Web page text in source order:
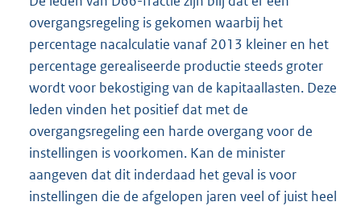
overgangsregeling is gekomen waarbij het
percentage nacalculatie vanaf 2013 kleiner en het
percentage gerealiseerde productie steeds groter
wordt voor bekostiging van de kapitaallasten. Deze
leden vinden het positief dat met de
overgangsregeling een harde overgang voor de
instellingen is voorkomen. Kan de minister
aangeven dat dit inderdaad het geval is voor
instellingen die de afgelopen jaren veel of juist heel